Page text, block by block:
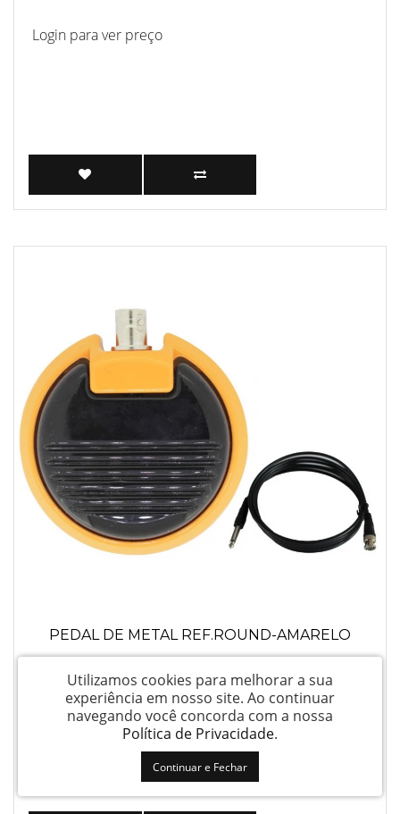
Login para ver preço
PEDAL DE METAL REF.ROUND-AMARELO
Login para ver preço
Utilizamos cookies para melhorar a sua
experiência em nosso site. Ao continuar
navegando você concorda com a nossa
Política de Privacidade.
Continuar e Fechar